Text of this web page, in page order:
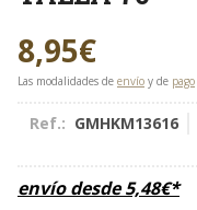
8,95€
Las modalidades de envío y de pago
Ref.: GMHKM13616
envío desde5,48€*